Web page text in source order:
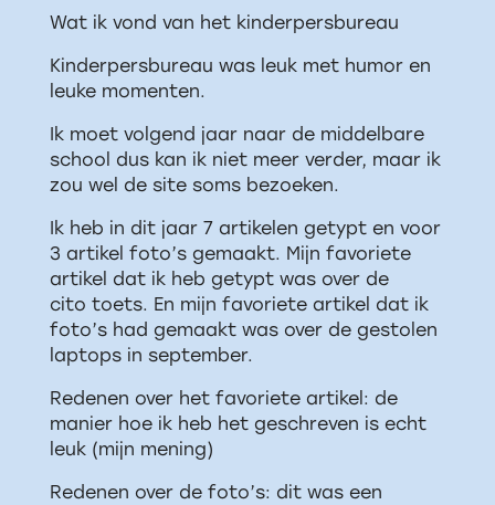
Wat ik vond van het kinderpersbureau
Kinderpersbureau was leuk met humor en
leuke momenten.
Ik moet volgend jaar naar de middelbare
school dus kan ik niet meer verder, maar ik
zou wel de site soms bezoeken.
Ik heb in dit jaar 7 artikelen getypt en voor
3 artikel foto’s gemaakt. Mijn favoriete
artikel dat ik heb getypt was over de
cito toets. En mijn favoriete artikel dat ik
foto’s had gemaakt was over de gestolen
laptops in september.
Redenen over het favoriete artikel: de
manier hoe ik heb het geschreven is echt
leuk (mijn mening)
Redenen over de foto’s: dit was een